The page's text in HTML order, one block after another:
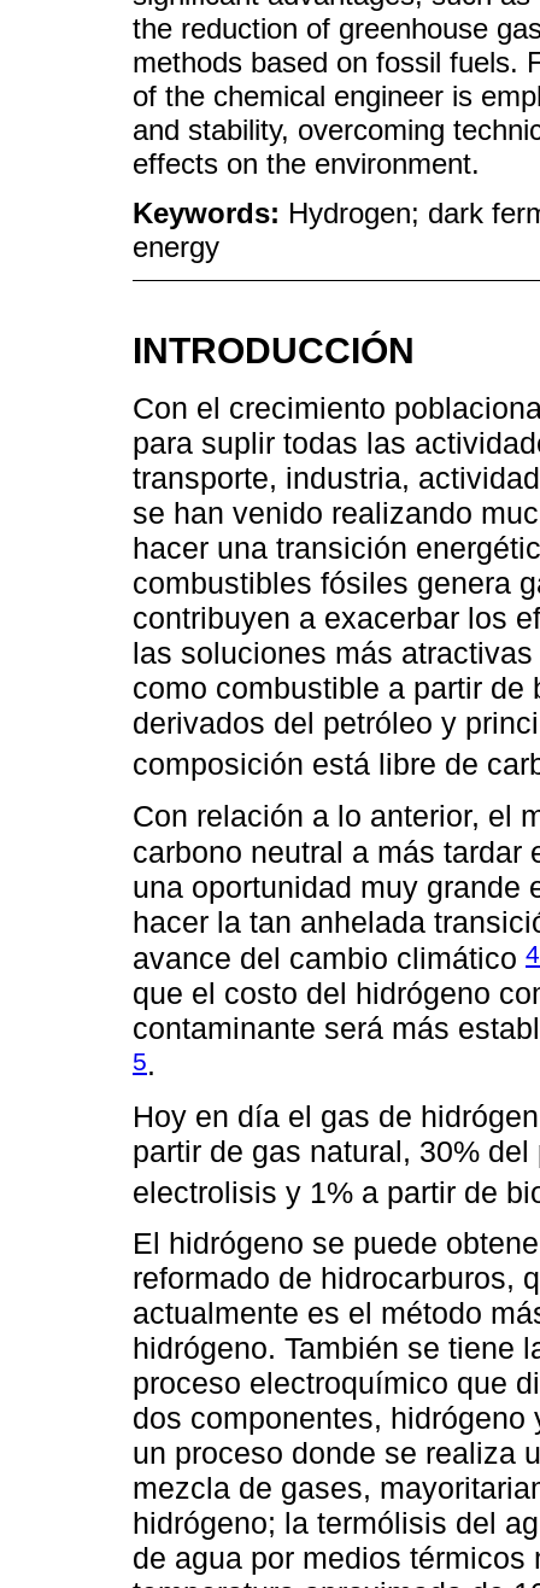
the reduction of greenhouse
methods based on fossil fuels.
of the chemical engineer is
and stability, overcoming
effects on the environment.
Keywords: Hydrogen; dark
energy
INTRODUCCIÓN
Con el crecimiento
para suplir todas las
transporte, industria,
se han venido realizando
hacer una transición
combustibles fósiles genera
contribuyen a exacerbar los
las soluciones más
como combustible a partir
derivados del petróleo y
composición está libre de
Con relación a lo anterior, el
carbono neutral a más tardar
una oportunidad muy grande
hacer la tan anhelada
avance del cambio climático 4
que el costo del hidrógeno
contaminante será más
5.
Hoy en día el gas de
partir de gas natural, 30%
electrolisis y 1% a partir de
El hidrógeno se puede
reformado de hidrocarburos,
actualmente es el método
hidrógeno. También se tiene
proceso electroquímico que
dos componentes,
un proceso donde se realiza
mezcla de gases,
hidrógeno; la termólisis del
de agua por medios